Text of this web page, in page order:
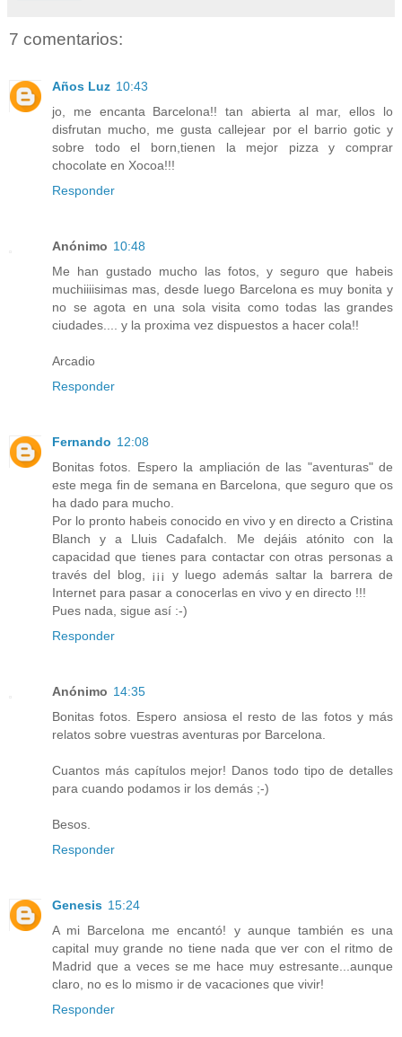
7 comentarios:
Años Luz 10:43
jo, me encanta Barcelona!! tan abierta al mar, ellos lo
disfrutan mucho, me gusta callejear por el barrio gotic y
sobre todo el born,tienen la mejor pizza y comprar
chocolate en Xocoa!!!
Responder
Anónimo 10:48
Me han gustado mucho las fotos, y seguro que habeis
muchiiiisimas mas, desde luego Barcelona es muy bonita y
no se agota en una sola visita como todas las grandes
ciudades.... y la proxima vez dispuestos a hacer cola!!
Arcadio
Responder
Fernando 12:08
Bonitas fotos. Espero la ampliación de las "aventuras" de
este mega fin de semana en Barcelona, que seguro que os
ha dado para mucho.
Por lo pronto habeis conocido en vivo y en directo a Cristina
Blanch y a Lluis Cadafalch. Me dejáis atónito con la
capacidad que tienes para contactar con otras personas a
través del blog, ¡¡¡ y luego además saltar la barrera de
Internet para pasar a conocerlas en vivo y en directo !!!
Pues nada, sigue así :-)
Responder
Anónimo 14:35
Bonitas fotos. Espero ansiosa el resto de las fotos y más
relatos sobre vuestras aventuras por Barcelona.
Cuantos más capítulos mejor! Danos todo tipo de detalles
para cuando podamos ir los demás ;-)
Besos.
Responder
Genesis 15:24
A mi Barcelona me encantó! y aunque también es una
capital muy grande no tiene nada que ver con el ritmo de
Madrid que a veces se me hace muy estresante...aunque
claro, no es lo mismo ir de vacaciones que vivir!
Responder